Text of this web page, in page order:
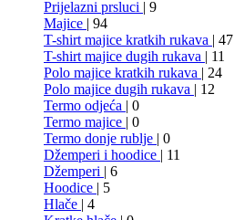
Prijelazni prsluci | 9
Majice | 94
T-shirt majice kratkih rukava | 47
T-shirt majice dugih rukava | 11
Polo majice kratkih rukava | 24
Polo majice dugih rukava | 12
Termo odjeća | 0
Termo majice | 0
Termo donje rublje | 0
Džemperi i hoodice | 11
Džemperi | 6
Hoodice | 5
Hlače | 4